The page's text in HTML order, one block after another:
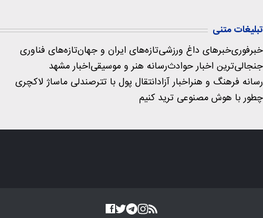
تبلیغات متنی
خبرفوریخبرهای داغ ورزشیتازه‌های ایران و جهانتازه‌های فناوری
جنجالی‌ترین اخبار حوادثرسانه هنر و موسیقیاخبار مشهد
رسانه فرهنگ و هنراخبار آزادانتقال پول با تترصندلی ماساژ لاکچری
چطور با هوش مصنوعی ترید کنیم